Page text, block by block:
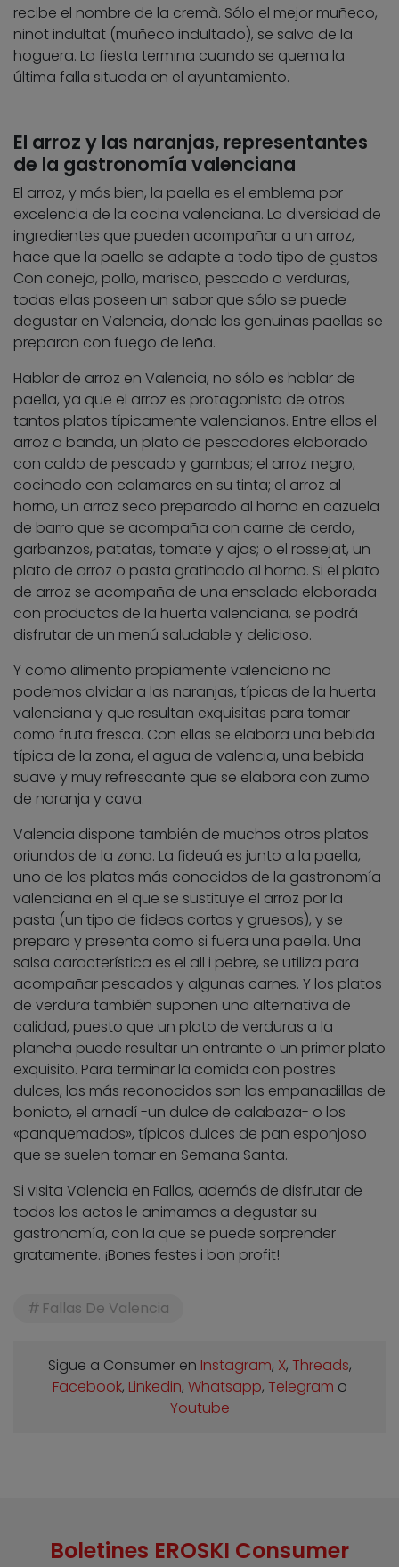
recibe el nombre de la cremà. Sólo el mejor muñeco,
ninot indultat (muñeco indultado), se salva de la
hoguera. La fiesta termina cuando se quema la
última falla situada en el ayuntamiento.
El arroz y las naranjas, representantes
de la gastronomía valenciana
El arroz, y más bien, la paella es el emblema por
excelencia de la cocina valenciana. La diversidad de
ingredientes que pueden acompañar a un arroz,
hace que la paella se adapte a todo tipo de gustos.
Con conejo, pollo, marisco, pescado o verduras,
todas ellas poseen un sabor que sólo se puede
degustar en Valencia, donde las genuinas paellas se
preparan con fuego de leña.
Hablar de arroz en Valencia, no sólo es hablar de
paella, ya que el arroz es protagonista de otros
tantos platos típicamente valencianos. Entre ellos el
arroz a banda, un plato de pescadores elaborado
con caldo de pescado y gambas; el arroz negro,
cocinado con calamares en su tinta; el arroz al
horno, un arroz seco preparado al horno en cazuela
de barro que se acompaña con carne de cerdo,
garbanzos, patatas, tomate y ajos; o el rossejat, un
plato de arroz o pasta gratinado al horno. Si el plato
de arroz se acompaña de una ensalada elaborada
con productos de la huerta valenciana, se podrá
disfrutar de un menú saludable y delicioso.
Y como alimento propiamente valenciano no
podemos olvidar a las naranjas, típicas de la huerta
valenciana y que resultan exquisitas para tomar
como fruta fresca. Con ellas se elabora una bebida
típica de la zona, el agua de valencia, una bebida
suave y muy refrescante que se elabora con zumo
de naranja y cava.
Valencia dispone también de muchos otros platos
oriundos de la zona. La fideuá es junto a la paella,
uno de los platos más conocidos de la gastronomía
valenciana en el que se sustituye el arroz por la
pasta (un tipo de fideos cortos y gruesos), y se
prepara y presenta como si fuera una paella. Una
salsa característica es el all i pebre, se utiliza para
acompañar pescados y algunas carnes. Y los platos
de verdura también suponen una alternativa de
calidad, puesto que un plato de verduras a la
plancha puede resultar un entrante o un primer plato
exquisito. Para terminar la comida con postres
dulces, los más reconocidos son las empanadillas de
boniato, el arnadí -un dulce de calabaza- o los
«panquemados», típicos dulces de pan esponjoso
que se suelen tomar en Semana Santa.
Si visita Valencia en Fallas, además de disfrutar de
todos los actos le animamos a degustar su
gastronomía, con la que se puede sorprender
gratamente. ¡Bones festes i bon profit!
Fallas De Valencia
Sigue a Consumer en Instagram, X, Threads,
Facebook, Linkedin, Whatsapp, Telegram o
Youtube
Boletines EROSKI Consumer